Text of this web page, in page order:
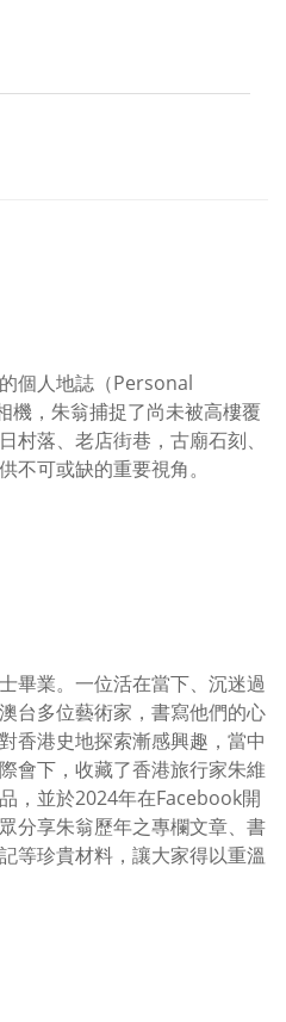
個人地誌（Personal
，朱翁捕捉了尚未被高樓覆
村落、老店街巷，古廟石刻、
不可或缺的重要視角。
畢業。一位活在當下、沉迷過
台多位藝術家，書寫他們的心
香港史地探索漸感興趣，當中
會下，收藏了香港旅行家朱維
，並於2024年在Facebook開
分享朱翁歷年之專欄文章、書
等珍貴材料，讓大家得以重溫